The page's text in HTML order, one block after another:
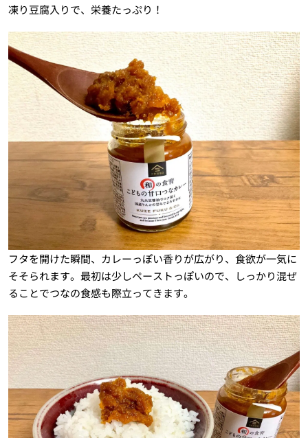
凍り豆腐入りで、栄養たっぷり！
フタを開けた瞬間、カレーっぽい香りが広がり、食欲が一気に
そそられます。最初は少しペーストっぽいので、しっかり混ぜ
ることでつなの食感も際立ってきます。